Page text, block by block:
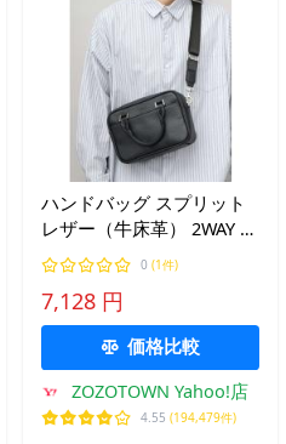
ハンドバッグ スプリット
レザー（牛床革） 2WAY ハ
ンドミニボストン ハンド
バッグ ショルダーバッグ
0 (1件)
7,128 円
価格比較
ZOZOTOWN Yahoo!店
4.55 (194,479件)